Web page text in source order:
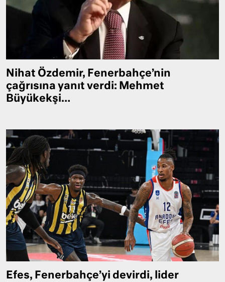
Nihat Özdemir, Fenerbahçe’nin
çağrısına yanıt verdi: Mehmet
Büyükekşi…
Efes, Fenerbahçe’yi devirdi, lider